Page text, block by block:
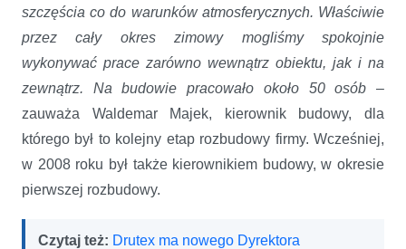
szczęścia co do warunków atmosferycznych. Właściwie
przez cały okres zimowy mogliśmy spokojnie
wykonywać prace zarówno wewnątrz obiektu, jak i na
zewnątrz. Na budowie pracowało około 50 osób –
zauważa Waldemar Majek, kierownik budowy, dla
którego był to kolejny etap rozbudowy firmy. Wcześniej,
w 2008 roku był także kierownikiem budowy, w okresie
pierwszej rozbudowy.
Czytaj też: Drutex ma nowego Dyrektora